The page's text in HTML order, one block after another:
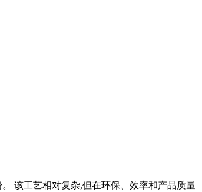
该工艺相对复杂,但在环保、效率和产品质量